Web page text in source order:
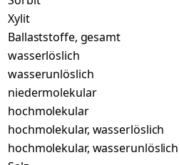
Xylit
Ballaststoffe, gesamt
wasserlöslich
wasserunlöslich
niedermolekular
hochmolekular
hochmolekular, wasserlöslich
hochmolekular, wasserunlöslich